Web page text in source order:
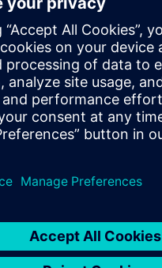
képzéssel
ki az alábbi érdeklődési űrlapot,
egy exkluzív képzésre, akár
vagy a SITRAIN képzési
nagyobb csoportok számára (6
megadta elérhetőségi
küldünk Önnek.
kérése